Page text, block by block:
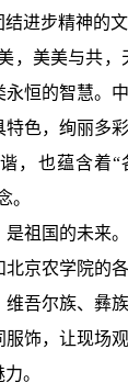
进步精神的文
，美美与共，
恒的智慧。
特色，绚丽多
，也蕴含着“
。
祖国的未来
京农学院的
吾尔族、彝
服饰，让现场
。